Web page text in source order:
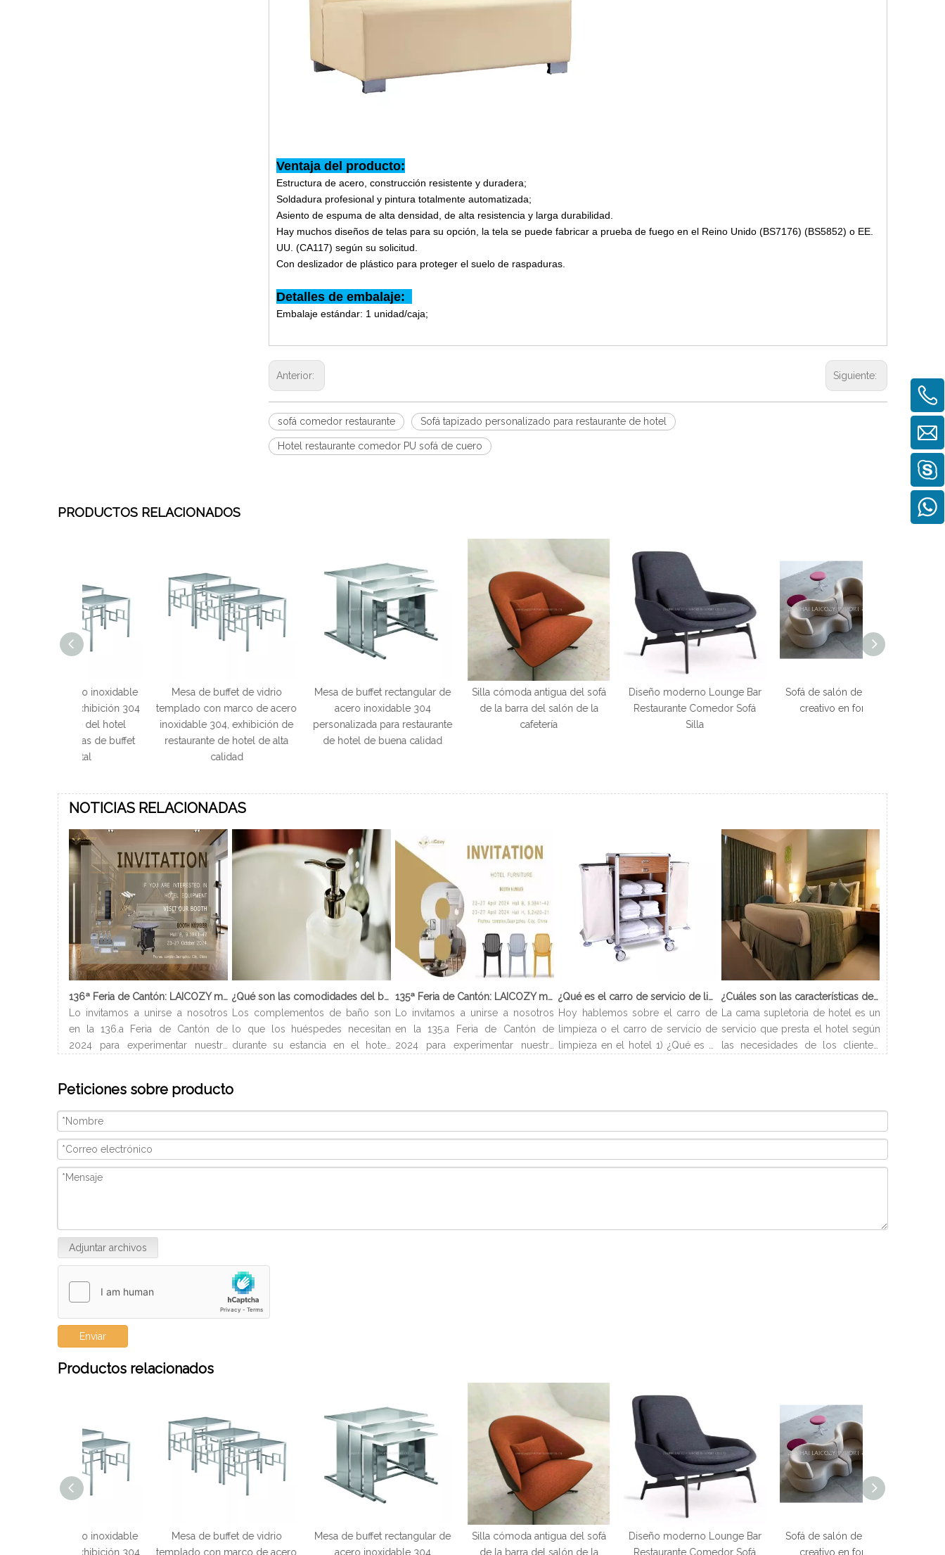
Ventaja del producto:
Estructura de acero, construcción resistente y duradera;
Soldadura profesional y pintura totalmente automatizada;
Asiento de espuma de alta densidad, de alta resistencia y larga durabilidad.
Hay muchos diseños de telas para su opción, la tela se puede fabricar a prueba de fuego en el Reino Unido (BS7176) (BS5852) o EE.
UU. (CA117) según su solicitud.
Con deslizador de plástico para proteger el suelo de raspaduras.
Detalles de embalaje:
Embalaje estándar: 1 unidad/caja;
Anterior: Siguiente:
sofá comedor restaurante Sofá tapizado personalizado para restaurante de hotel
Hotel restaurante comedor PU sofá de cuero
PRODUCTOS RELACIONADOS
Mesa de buffet de vidrio
templado con marco de acero
inoxidable 304, exhibición de
restaurante de hotel de alta
Mesa de buffet rectangular de
acero inoxidable 304
personalizada para restaurante
de hotel de buena calidad
Silla cómoda antigua del sofá
de la barra del salón de la
Diseño moderno Lounge Bar
Restaurante Comedor Sofá
Sofá de salón de hotel curvo
creativo en forma de S
NOTICIAS RELACIONADAS
136ª Feria de Cantón: LAICOZY muestra el futuro de los muebles de hotel y los artículos de buffet
Lo invitamos a unirse a nosotros
en la 136.a Feria de Cantón de
2024 para experimentar nuestra
Esperamos conectarnos con
profesionales de la industria,
construir nuevas relaciones y
compartir nuestra pasión por la
artesanía de calidad y el diseño
innovador. Nosotros
¿Qué son las comodidades del baño?
Los complementos de baño son
lo que los huéspedes necesitan
durante su estancia en el hotel.
en el baño. Dependiendo del tipo
de habitación, los servicios de
incluir champú pequeño, loción
corporal, gel de ducha, etc. A
135ª Feria de Cantón: LAICOZY muestra el futuro de los muebles de hotel y los artículos de buffet
Lo invitamos a unirse a nosotros
en la 135.a Feria de Cantón de
2024 para experimentar nuestra
profesionales de la industria,
compartir nuestra pasión por la
artesanía de calidad y el diseño
¿Qué es el carro de servicio de limpieza?
Hoy hablemos sobre el carro de
limpieza o el carro de servicio de
limpieza en el hotel 1) ¿Qué es el
suministros necesarios para los
número asignado de habitaciones
que requiere el departamento de
¿Cuáles son las características de Hotel Cama Supletoria?
La cama supletoria de hotel es un
servicio que presta el hotel según
las necesidades de los clientes.
los clientes. Y este artículo
procedimientos de camas
supletorias de hotel.
Peticiones sobre producto
Adjuntar archivos
Enviar
Productos relacionados
Mesa de buffet de vidrio
templado con marco de acero
Mesa de buffet rectangular de
acero inoxidable 304
Silla cómoda antigua del sofá
de la barra del salón de la
Diseño moderno Lounge Bar
Restaurante Comedor Sofá
Sofá de salón de hotel curvo
creativo en forma de S